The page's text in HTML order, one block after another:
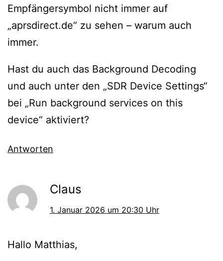
Empfängersymbol nicht immer auf
„aprsdirect.de“ zu sehen – warum auch
immer.
Hast du auch das Background Decoding
und auch unter den „SDR Device Settings“
bei „Run background services on this
device“ aktiviert?
Antworten
Claus
1. Januar 2026 um 20:30 Uhr
Hallo Matthias,